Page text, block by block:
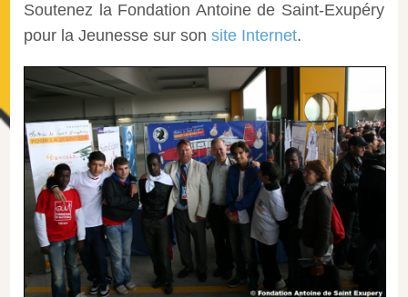
Soutenez la Fondation Antoine de Saint-Exupéry
pour la Jeunesse sur sonsite Internet.